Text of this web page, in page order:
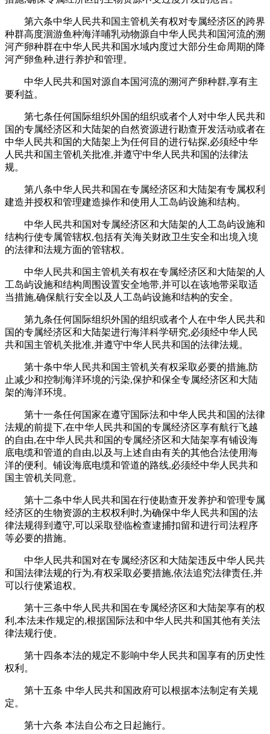
第六条中华人民共和国主管机关有权对专属经济区的跨界
种群高度洄游鱼种海洋哺乳动物源自中华人民共和国河流的溯
河产卵种群在中华人民共和国水域内度过大部分生命周期的降
河产卵鱼种,进行养护和管理。
中华人民共和国对源自本国河流的溯河产卵种群,享有主
要利益。
第七条任何国际组织外国的组织或者个人对中华人民共和
国的专属经济区和大陆架的自然资源进行勘查开发活动或者在
中华人民共和国的大陆架上为任何目的进行钻探,必须经中华
人民共和国主管机关批准,并遵守中华人民共和国的法律法
规。
第八条中华人民共和国在专属经济区和大陆架有专属权利
建造并授权和管理建造操作和使用人工岛屿设施和结构。
中华人民共和国对专属经济区和大陆架的人工岛屿设施和
结构行使专属管辖权,包括有关海关财政卫生安全和出境入境
的法律和法规方面的管辖权。
中华人民共和国主管机关有权在专属经济区和大陆架的人
工岛屿设施和结构周围设置安全地带,并可以在该地带采取适
当措施,确保航行安全以及人工岛屿设施和结构的安全。
第九条任何国际组织外国的组织或者个人在中华人民共和
国的专属经济区和大陆架进行海洋科学研究,必须经中华人民
共和国主管机关批准,并遵守中华人民共和国的法律法规。
第十条中华人民共和国主管机关有权采取必要的措施,防
止减少和控制海洋环境的污染,保护和保全专属经济区和大陆
架的海洋环境。
第十一条任何国家在遵守国际法和中华人民共和国的法律
法规的前提下,在中华人民共和国的专属经济区享有航行飞越
的自由,在中华人民共和国的专属经济区和大陆架享有铺设海
底电缆和管道的自由,以及与上述自由有关的其他合法使用海
洋的便利。铺设海底电缆和管道的路线,必须经中华人民共和
国主管机关同意。
第十二条中华人民共和国在行使勘查开发养护和管理专属
经济区的生物资源的主权权利时,为确保中华人民共和国的法
律法规得到遵守,可以采取登临检查逮捕扣留和进行司法程序
等必要的措施。
中华人民共和国对在专属经济区和大陆架违反中华人民共
和国法律法规的行为,有权采取必要措施,依法追究法律责任,并
可以行使紧追权。
第十三条中华人民共和国在专属经济区和大陆架享有的权
利,本法未作规定的,根据国际法和中华人民共和国其他有关法
律法规行使。
第十四条本法的规定不影响中华人民共和国享有的历史性
权利。
第十五条 中华人民共和国政府可以根据本法制定有关规
定。
第十六条 本法自公布之日起施行。